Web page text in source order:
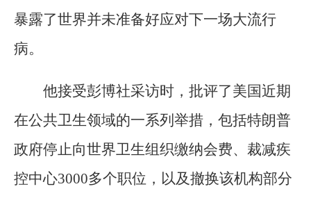
暴露了世界并未准备好应对下一场大流行
病。
他接受彭博社采访时，批评了美国近期
在公共卫生领域的一系列举措，包括特朗普
政府停止向世界卫生组织缴纳会费、裁减疾
控中心3000多个职位，以及撤换该机构部分